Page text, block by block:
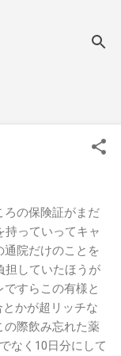
の保険証がまだ
持っていってキャ
院だけのことを
担していたほうが
すらこの有様と
かが超リッチな
際飲み忘れた薬
なく10日分にして